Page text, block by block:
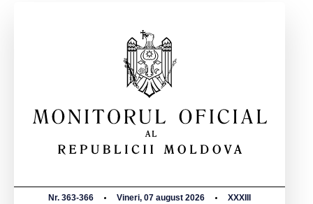
Nr. 363-366 Vineri, 07 august 2026 XXXIII